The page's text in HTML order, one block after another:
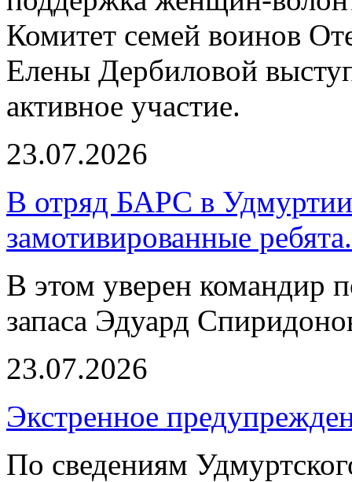
Комитет семей воинов
Елены Дербиловой
активное участие.
23.07.2026
В отряд БАРС в Удмуртии
замотивированные ребята.
В этом уверен командир
запаса Эдуард
23.07.2026
Экстренное
По сведениям